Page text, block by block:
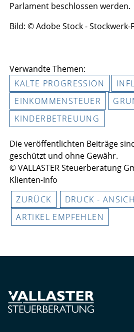
Parlament beschlossen werden.
Bild: © Adobe Stock - Stockwerk-
Verwandte Themen:
KALTE PROGRESSION
EINKOMMENSTEUER
KINDERBETREUUNG
Die veröffentlichten Beiträge
geschützt und ohne Gewähr.
© VALLASTER Steuerberatung
Klienten-Info
ZURÜCK
DRUCK -
ARTIKEL EMPFEHLEN